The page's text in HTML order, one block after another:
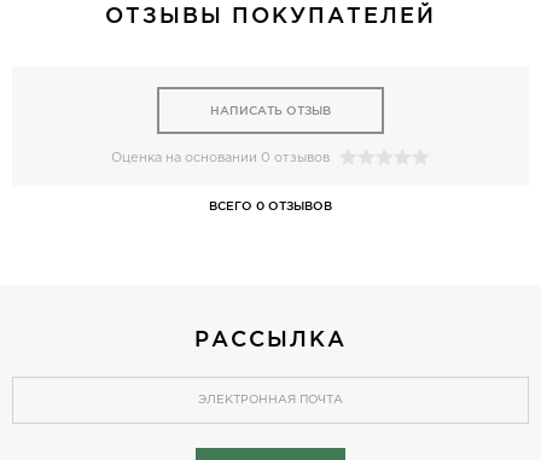
ОТЗЫВЫ ПОКУПАТЕЛЕЙ
НАПИСАТЬ ОТЗЫВ
Оценка на основании 0 отзывов
ВСЕГО 0 ОТЗЫВОВ
РАССЫЛКА